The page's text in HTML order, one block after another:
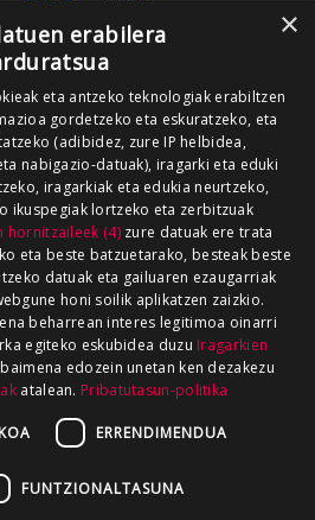
×
erabilera
eta antzeko teknologiak erabiltzen
gordetzeko eta eskuratzeko, eta
(adibidez, zure IP helbidea,
nabigazio-datuak), iragarki eta eduki
iragarkiak eta edukia neurtzeko,
ikuspegiak lortzeko eta zerbitzuak
hornitzaileek (4)zure datuak ere trata
eta beste batzuetarako, besteak beste
datuak eta gailuaren ezaugarriak
honi soilik aplikatzen zaizkio.
beharrean interes legitimoa oinarri
egiteko eskubidea duzu Iragarkien
edozein unetan ken dezakezu
atalean. Pribatutasun-politika
ERRENDIMENDUA
FUNTZIONALTASUNA